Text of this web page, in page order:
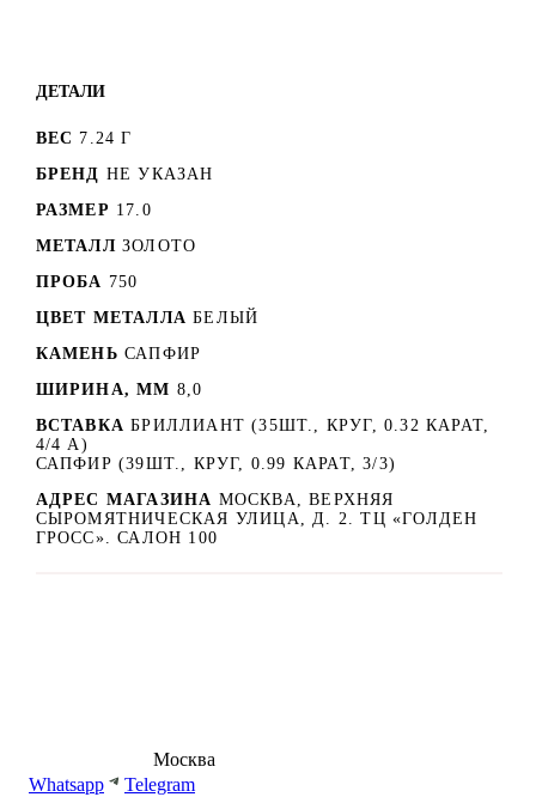
ДЕТАЛИ
ВЕС 7.24 Г
БРЕНД НЕ УКАЗАН
РАЗМЕР 17.0
МЕТАЛЛ ЗОЛОТО
ПРОБА 750
ЦВЕТ МЕТАЛЛА БЕЛЫЙ
КАМЕНЬ САПФИР
ШИРИНА, ММ 8,0
ВСТАВКА БРИЛЛИАНТ (35ШТ., КРУГ, 0.32 КАРАТ,
4/4 А)
САПФИР (39ШТ., КРУГ, 0.99 КАРАТ, 3/3)
АДРЕС МАГАЗИНА МОСКВА, ВЕРХНЯЯ
СЫРОМЯТНИЧЕСКАЯ УЛИЦА, Д. 2. ТЦ «ГОЛДЕН
ГРОСС». САЛОН 100
Москва
Whatsapp
Telegram